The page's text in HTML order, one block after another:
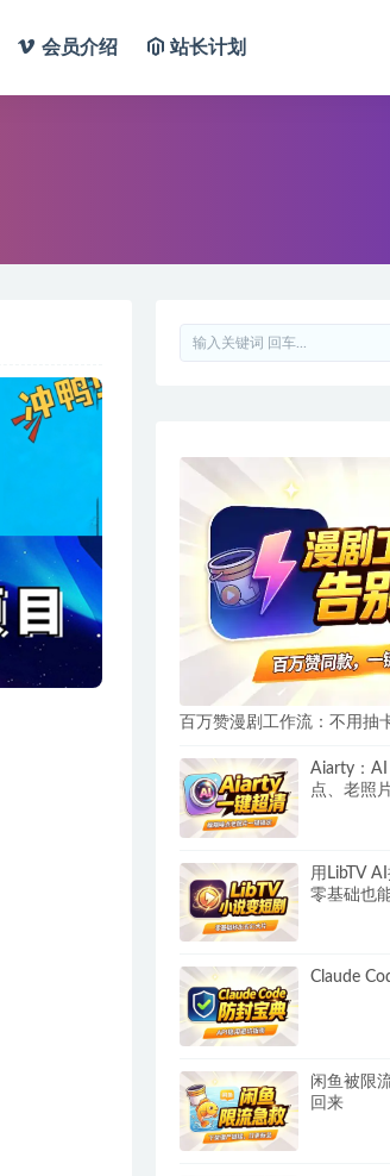
会员介绍 站长计划
百万赞漫剧工作流：不用抽
Aiarty：
点、老照
用LibTV
零基础也
Claude
闲鱼被限
回来